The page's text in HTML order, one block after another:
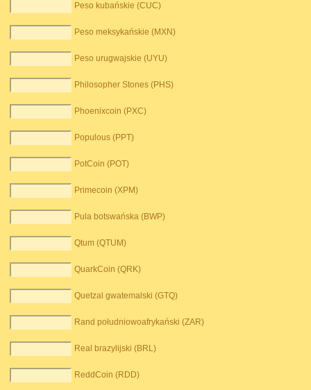
Peso kubańskie (CUC)
Peso meksykańskie (MXN)
Peso urugwajskie (UYU)
Philosopher Stones (PHS)
Phoenixcoin (PXC)
Populous (PPT)
PotCoin (POT)
Primecoin (XPM)
Pula botswańska (BWP)
Qtum (QTUM)
QuarkCoin (QRK)
Quetzal gwatemalski (GTQ)
Rand południowoafrykański (ZAR)
Real brazylijski (BRL)
ReddCoin (RDD)